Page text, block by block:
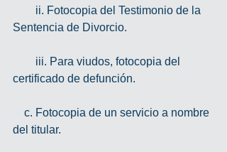
Sentencia de Divorcio.
certificado de defunción.
del titular.